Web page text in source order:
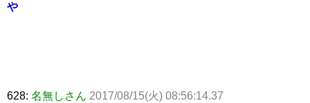
や
628: 名無しさん 2017/08/15(火) 08:56:14.37